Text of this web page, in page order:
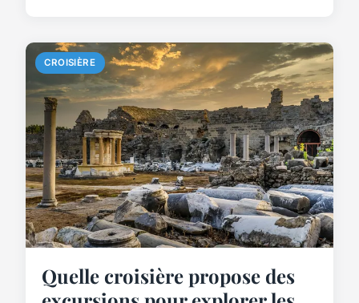
CROISIÈRE
Quelle croisière propose des